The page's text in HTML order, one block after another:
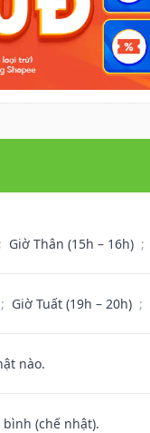
; Giờ Thân (15h – 16h) ;
; Giờ Tuất (19h – 20h) ;
nào.
(chế nhật).